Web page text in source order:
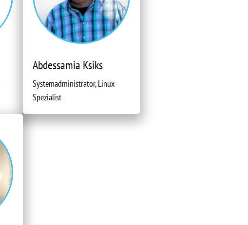
Abdessamia Ksiks
Systemadministrator, Linux-
Spezialist